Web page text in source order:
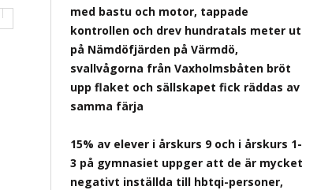
med bastu och motor, tappade
kontrollen och drev hundratals meter ut
på Nämdöfjärden på Värmdö,
svallvågorna från Vaxholmsbåten bröt
upp flaket och sällskapet fick räddas av
samma färja
15% av elever i årskurs 9 och i årskurs 1-
3 på gymnasiet uppger att de är mycket
negativt inställda till hbtqi-personer,